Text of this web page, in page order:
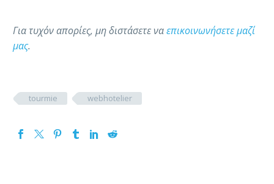
Για τυχόν απορίες, μη διστάσετε ναεπικοινωνήσετε μαζί
μας.
tourmie webhotelier